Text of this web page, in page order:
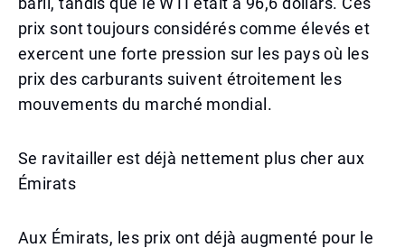
prix sont toujours considérés comme élevés et
exercent une forte pression sur les pays où les
prix des carburants suivent étroitement les
mouvements du marché mondial.
Se ravitailler est déjà nettement plus cher aux
Émirats
Aux Émirats, les prix ont déjà augmenté pour le